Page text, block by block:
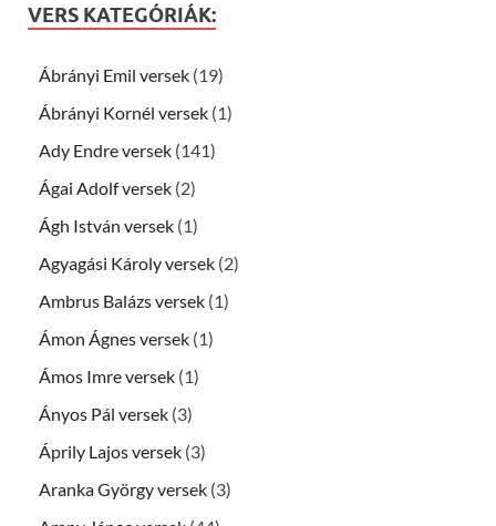
VERS KATEGÓRIÁK:
Ábrányi Emil versek (19)
Ábrányi Kornél versek (1)
Ady Endre versek (141)
Ágai Adolf versek (2)
Ágh István versek (1)
Agyagási Károly versek (2)
Ambrus Balázs versek (1)
Ámon Ágnes versek (1)
Ámos Imre versek (1)
Ányos Pál versek (3)
Áprily Lajos versek (3)
Aranka György versek (3)